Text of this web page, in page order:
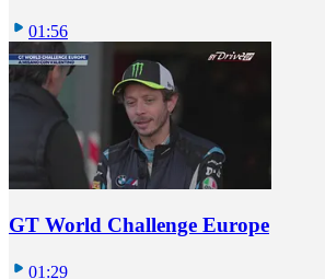
01:56
GT World Challenge Europe
01:29